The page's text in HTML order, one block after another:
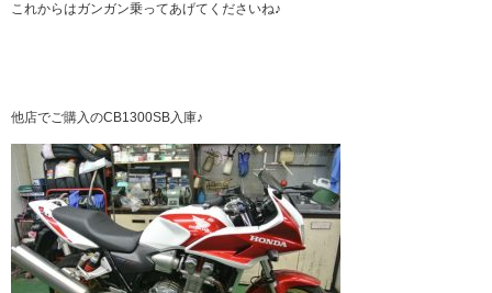
これからはガンガン乗ってあげてくださいね♪
他店でご購入のCB1300SB入庫♪